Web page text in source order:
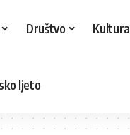
Društvo Kultura
ljeto